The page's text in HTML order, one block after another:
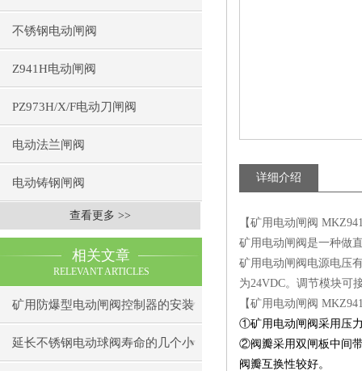
不锈钢电动闸阀
Z941H电动闸阀
PZ973H/X/F电动刀闸阀
电动法兰闸阀
电动铸钢闸阀
查看更多 >>
相关文章
RELEVANT ARTICLES
矿用防爆型电动闸阀控制器的安装
方法
延长不锈钢电动球阀寿命的几个小
详细介绍
【矿用电动闸阀
矿用电动闸阀是一种做
矿用电动闸阀电源电压
为24VDC。调节模块可
【矿用电动闸阀
①矿用电动闸阀采用压
②阀瓣采用双闸板中间
阀瓣互换性较好。